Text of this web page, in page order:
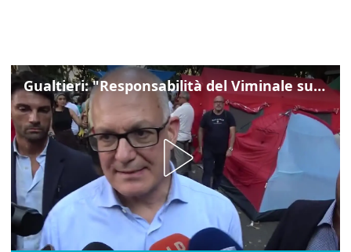
Gualtieri: "Responsabilità del Viminale su Spin Time? La posizione dei partiti è nota"